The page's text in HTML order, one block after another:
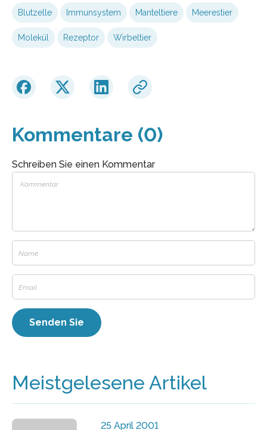
Blutzelle Immunsystem Manteltiere Meerestier
Molekül Rezeptor Wirbeltier
Kommentare (0)
Schreiben Sie einen Kommentar
Meistgelesene Artikel
25 April 2001